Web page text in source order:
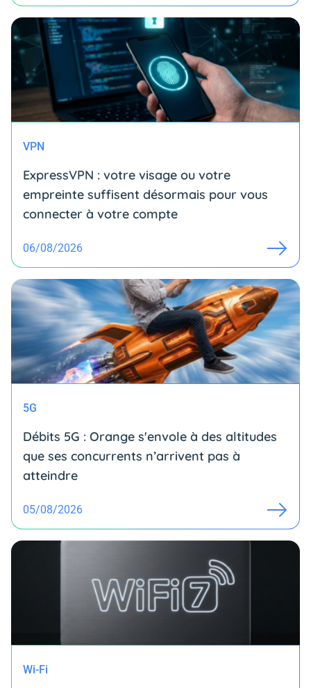
VPN
ExpressVPN : votre visage ou votre
empreinte suffisent désormais pour vous
connecter à votre compte
06/08/2026
5G
Débits 5G : Orange s'envole à des altitudes
que ses concurrents n’arrivent pas à
atteindre
05/08/2026
Wi-Fi